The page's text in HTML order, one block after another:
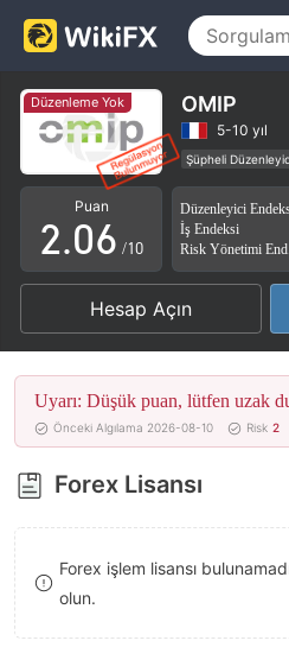
Düzenleme Yok OMIP
5-10 yıl
Şüpheli
Yüksek düzeyde
Puan
0
1
2
3
4
5
6
7
8
9
.0
1
2
3
4
5
6
7
8
2
3
4
5
6
7
8
9
/10
Düzenleyici
İş Endeksi
Hesap Açın
Uyarı: Düşük puan, lütfen uzak
Önceki Algılama 2026-08-10 Risk 2
Forex Lisansı
Forex işlem lisansı
olun.